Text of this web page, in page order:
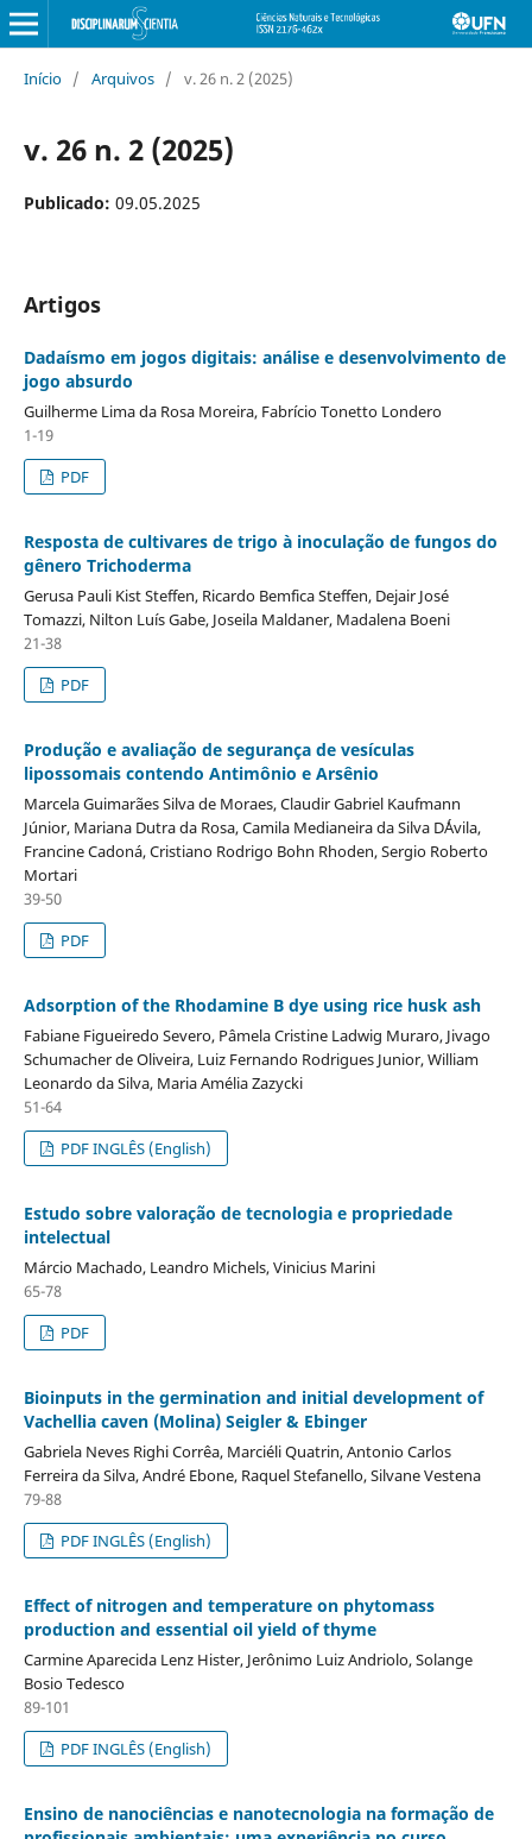
Início / Arquivos / v. 26 n. 2 (2025)
v. 26 n. 2 (2025)
Publicado: 09.05.2025
Artigos
Dadaísmo em jogos digitais: análise e desenvolvimento de
jogo absurdo
Guilherme Lima da Rosa Moreira, Fabrício Tonetto Londero
1-19
PDF
Resposta de cultivares de trigo à inoculação de fungos do
gênero Trichoderma
Gerusa Pauli Kist Steffen, Ricardo Bemfica Steffen, Dejair José
Tomazzi, Nilton Luís Gabe, Joseila Maldaner, Madalena Boeni
21-38
PDF
Produção e avaliação de segurança de vesículas
lipossomais contendo Antimônio e Arsênio
Marcela Guimarães Silva de Moraes, Claudir Gabriel Kaufmann
Júnior, Mariana Dutra da Rosa, Camila Medianeira da Silva D´Ávila,
Francine Cadoná, Cristiano Rodrigo Bohn Rhoden, Sergio Roberto
Mortari
39-50
PDF
Adsorption of the Rhodamine B dye using rice husk ash
Fabiane Figueiredo Severo, Pâmela Cristine Ladwig Muraro, Jivago
Schumacher de Oliveira, Luiz Fernando Rodrigues Junior, William
Leonardo da Silva, Maria Amélia Zazycki
51-64
PDF INGLÊS (English)
Estudo sobre valoração de tecnologia e propriedade
intelectual
Márcio Machado, Leandro Michels, Vinicius Marini
65-78
PDF
Bioinputs in the germination and initial development of
Vachellia caven (Molina) Seigler & Ebinger
Gabriela Neves Righi Corrêa, Marciéli Quatrin, Antonio Carlos
Ferreira da Silva, André Ebone, Raquel Stefanello, Silvane Vestena
79-88
PDF INGLÊS (English)
Effect of nitrogen and temperature on phytomass
production and essential oil yield of thyme
Carmine Aparecida Lenz Hister, Jerônimo Luiz Andriolo, Solange
Bosio Tedesco
89-101
PDF INGLÊS (English)
Ensino de nanociências e nanotecnologia na formação de